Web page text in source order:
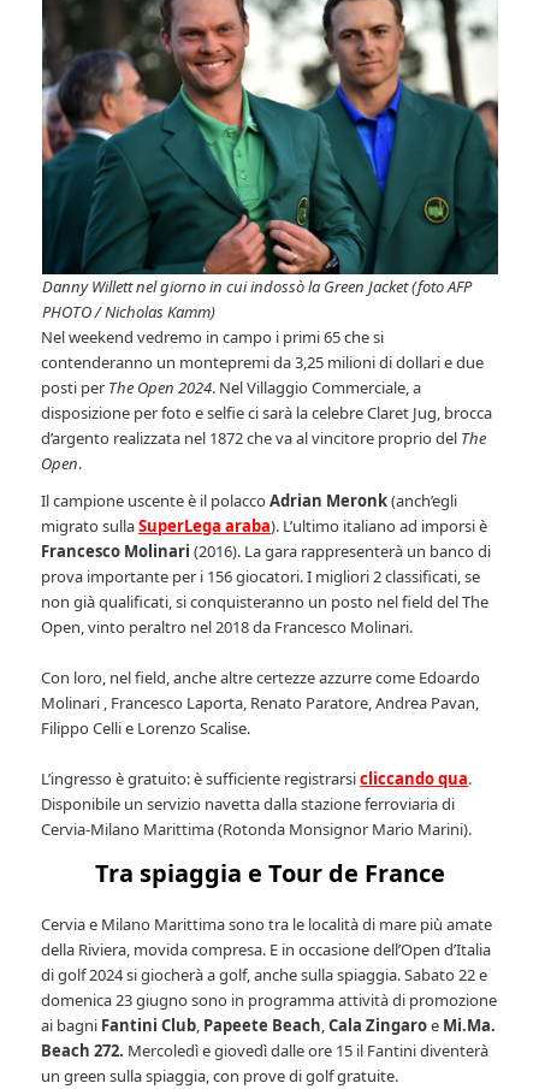
Danny Willett nel giorno in cui indossò la Green Jacket (foto AFP
PHOTO / Nicholas Kamm)
Nel weekend vedremo in campo i primi 65 che si
contenderanno un montepremi da 3,25 milioni di dollari e due
posti per The Open 2024. Nel Villaggio Commerciale, a
disposizione per foto e selfie ci sarà la celebre Claret Jug, brocca
d’argento realizzata nel 1872 che va al vincitore proprio del The
Open.
Il campione uscente è il polaccoAdrian Meronk(anch’egli
migrato sullaSuperLega araba). L’ultimo italiano ad imporsi è
Francesco Molinari (2016). La gara rappresenterà un banco di
prova importante per i 156 giocatori. I migliori 2 classificati, se
non già qualificati, si conquisteranno un posto nel field del The
Open, vinto peraltro nel 2018 da Francesco Molinari.
Con loro, nel field, anche altre certezze azzurre come Edoardo
Molinari , Francesco Laporta, Renato Paratore, Andrea Pavan,
Filippo Celli e Lorenzo Scalise.
L’ingresso è gratuito: è sufficiente registrarsicliccando qua.
Disponibile un servizio navetta dalla stazione ferroviaria di
Cervia-Milano Marittima (Rotonda Monsignor Mario Marini).
Tra spiaggia e Tour de France
Cervia e Milano Marittima sono tra le località di mare più amate
della Riviera, movida compresa. E in occasione dell’Open d’Italia
di golf 2024 si giocherà a golf, anche sulla spiaggia. Sabato 22 e
domenica 23 giugno sono in programma attività di promozione
ai bagni Fantini Club, Papeete Beach,Cala Zingaroe Mi.Ma.
Beach 272. Mercoledì e giovedì dalle ore 15 il Fantini diventerà
un green sulla spiaggia, con prove di golf gratuite.